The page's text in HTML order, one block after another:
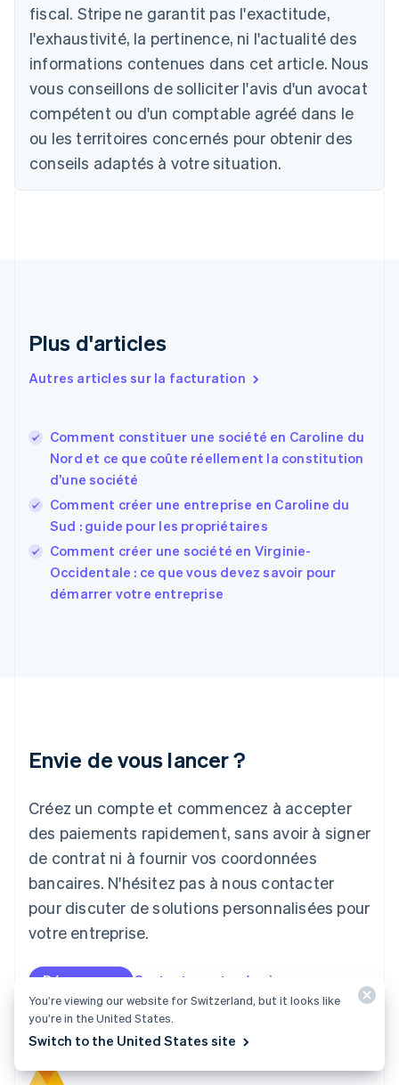
fiscal. Stripe ne garantit pas l'exactitude,
l'exhaustivité, la pertinence, ni l'actualité des
informations contenues dans cet article. Nous
vous conseillons de solliciter l'avis d'un avocat
compétent ou d'un comptable agréé dans le
ou les territoires concernés pour obtenir des
conseils adaptés à votre situation.
Plus d'articles
Autres articles sur la facturation
Comment constituer une société en Caroline du
Nord et ce que coûte réellement la constitution
d’une société
Comment créer une entreprise en Caroline du
Sud : guide pour les propriétaires
Comment créer une société en Virginie-
Occidentale : ce que vous devez savoir pour
démarrer votre entreprise
Envie de vous lancer ?
Créez un compte et commencez à accepter
des paiements rapidement, sans avoir à signer
de contrat ni à fournir vos coordonnées
bancaires. N'hésitez pas à nous contacter
pour discuter de solutions personnalisées pour
votre entreprise.
Démarrer Contacter notre équipe
Autriche
Belgique
NederlandsFrançaisDeutschEnglish
Brésil
PortuguêsEnglish
Bulgarie
English
English Français
Chine continentale
English
Espagne
États-Unis
EnglishEspañol 简体中文
Finlande
English Svenska
FrançaisEnglish
Gibraltar
English
Grèce
Japon
Lettonie
English
Liechtenstein
DeutschEnglish
Lituanie
Luxembourg
FrançaisDeutschEnglish
English简体中文
English
Mexique
EspañolEnglish
English
You’re viewing our website for Switzerland, but it looks like
you’re in the United States.
Switch to the United States site